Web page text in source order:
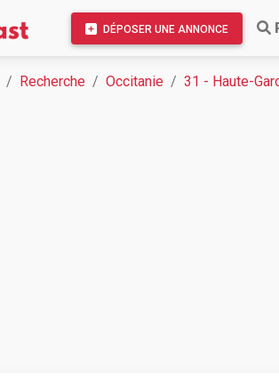
DÉPOSER UNE ANNONCE
Recherche Occitanie 31 - Haute-